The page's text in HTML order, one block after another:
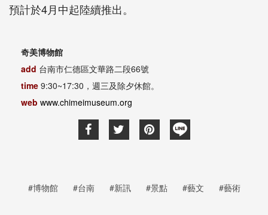
預計於4月中起陸續推出。
奇美博物館
add 台南市仁德區文華路二段66號
time 9:30~17:30，週三及除夕休館。
web www.chimeimuseum.org
#博物館 #台南 #新訊 #景點 #藝文 #藝術